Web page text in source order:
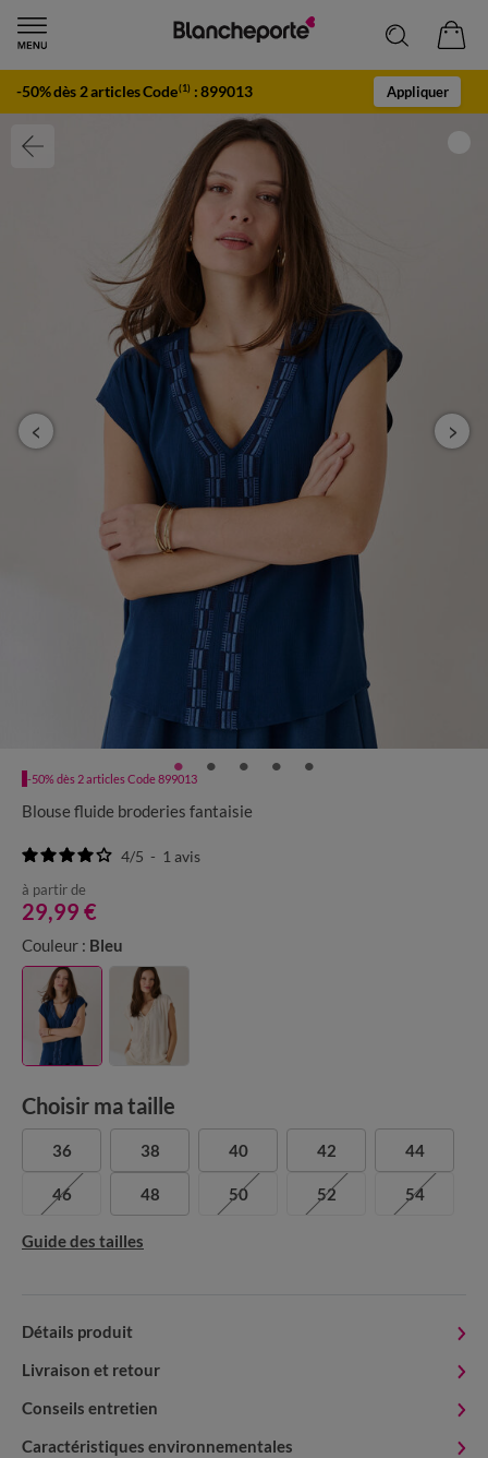
-50% dès 2 articles Code(1) :899013 Appliquer
-50% dès 2 articles Code 899013
Blouse fluide broderies fantaisie
4/5 - 1 avis
à partir de
29,99 €
Couleur : Bleu
Choisir ma taille
36 38 40 42 44
46 48 50 52 54
Guide des tailles
Détails produit
Livraison et retour
Conseils entretien
Caractéristiques environnementales